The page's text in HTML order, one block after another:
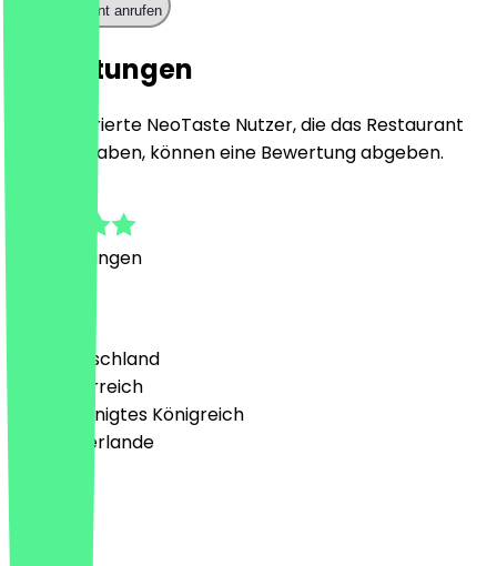
Restaurant anrufen
Bewertungen
Nur registrierte NeoTaste Nutzer, die das Restaurant
besucht haben, können eine Bewertung abgeben.
Bewertungen
🇩🇪 Deutschland
🇦🇹 Österreich
🇬🇧 Vereinigtes Königreich
🇳🇱 Niederlande
Deutsch